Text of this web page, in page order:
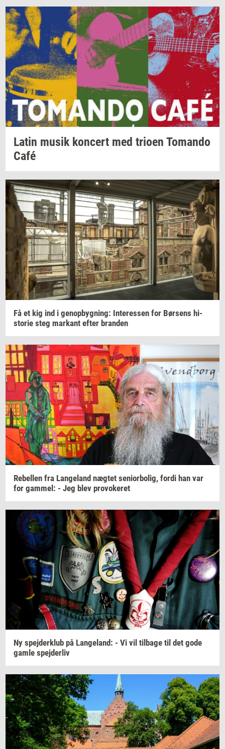
Latin musik kon­cert med trio­en To­man­do
Café
Få et kig ind i genop­byg­ning: In­ter­es­sen for Bør­sens hi­
sto­rie steg mar­kant efter bran­den
Re­bel­len fra Lan­geland næg­tet se­ni­o­r­bo­lig, fordi han var
for gam­mel: - Jeg blev pro­vo­ke­ret
Ny spej­der­klub på Lan­geland: - Vi vil til­ba­ge til det gode
gamle spej­der­liv